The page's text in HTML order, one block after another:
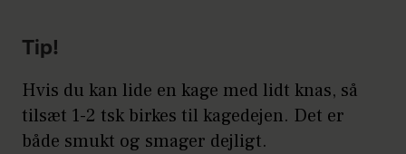
Tip!
Hvis du kan lide en kage med lidt knas, så
tilsæt 1-2 tsk birkes til kagedejen. Det er
både smukt og smager dejligt.